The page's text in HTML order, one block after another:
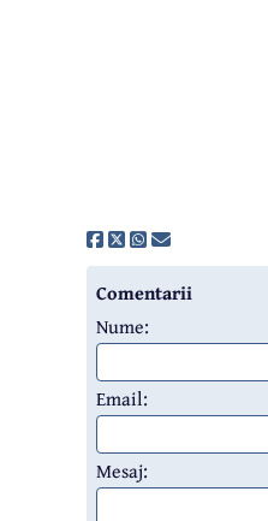
Comentarii
Nume:
Email:
Mesaj: